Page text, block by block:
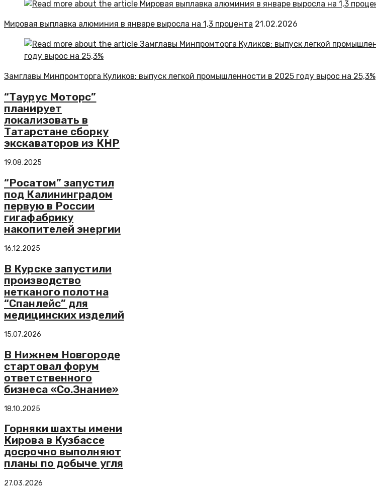
Мировая выплавка алюминия в январе выросла на 1,3 процента 21.02.2026
Замглавы Минпромторга Куликов: выпуск легкой промышленности в 2025 году вырос на 25,3%
“Таурус Моторс”
планирует
локализовать в
Татарстане сборку
экскаваторов из КНР
19.08.2025
“Росатом” запустил
под Калининградом
первую в России
гигафабрику
накопителей энергии
16.12.2025
В Курске запустили
производство
нетканого полотна
“Спанлейс” для
медицинских изделий
15.07.2026
В Нижнем Новгороде
стартовал форум
ответственного
бизнеса «Со.Знание»
18.10.2025
Горняки шахты имени
Кирова в Кузбассе
досрочно выполняют
планы по добыче угля
27.03.2026